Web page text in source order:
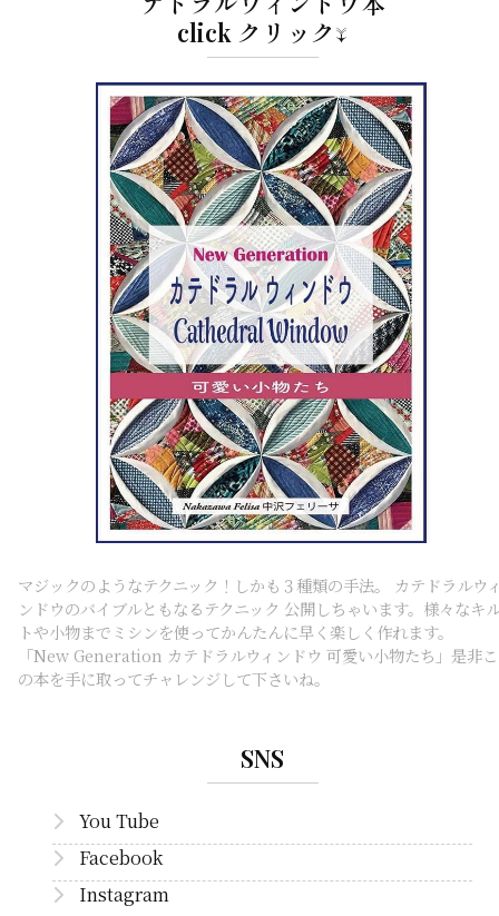
click クリック↓
マジックのようなテクニック！しかも３種類の手法。 カテドラルウ
ンドウのバイブルともなるテクニック 公開しちゃいます。様々なキ
トや小物までミシンを使ってかんたんに早く楽しく作れます。
「New Generation カテドラルウィンドウ 可愛い小物たち」是非こ
の本を手に取ってチャレンジして下さいね。
SNS
You Tube
Facebook
Instagram